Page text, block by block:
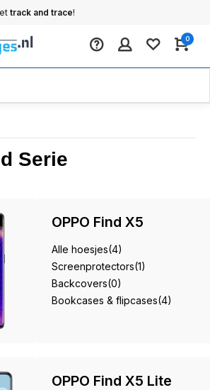
track and trace!
0
Serie
OPPO Find X5
Alle hoesjes(4)
Screenprotectors(1)
Backcovers(0)
Bookcases & flipcases(4)
OPPO Find X5 Lite